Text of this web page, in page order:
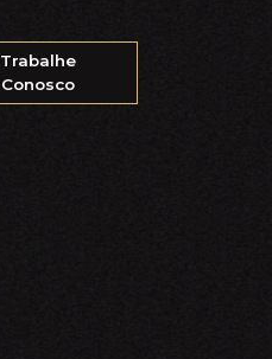
Trabalhe
Conosco